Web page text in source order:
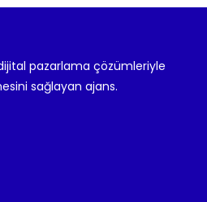
SEO altyapısı, mobil
Doğru seçim, satış
etkiler.
pazarlama çözümleriyle
sağlayan ajans.